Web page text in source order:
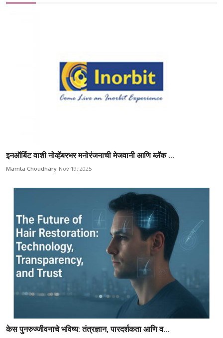
इनऑर्बिट वाशी नोव्हेंबरभर मनोरंजनाची मेजवानी आणि ब्लॅक ...
Mamta Choudhary Nov 19, 2025
केस पुनरुज्जीवनाचे भविष्य: तंत्रज्ञान, पारदर्शकता आणि व...